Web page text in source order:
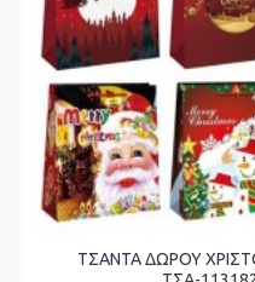
ΤΣΑΝΤΑ ΔΩΡΟΥ